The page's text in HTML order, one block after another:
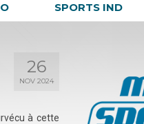
SPORTS IND
26
NOV 2024
à cette